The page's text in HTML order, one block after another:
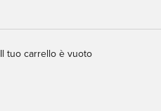
Il tuo carrello è vuoto